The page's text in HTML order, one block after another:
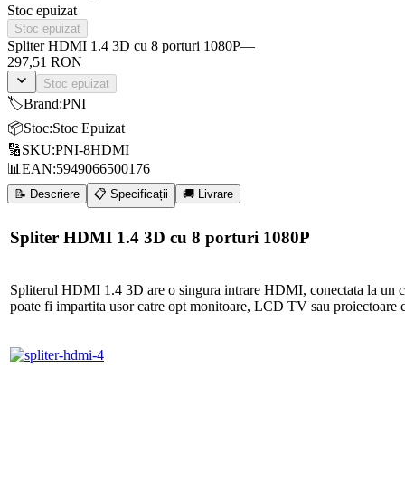
Stoc epuizat
Stoc epuizat
Spliter HDMI 1.4 3D cu 8 porturi 1080P—
297,51 RON
Stoc epuizat
🏷️Brand:PNI
📦Stoc:Stoc Epuizat
🔢SKU:PNI-8HDMI
📊 EAN:5949066500176
📝 Descriere 📋 Specificații 🚚 Livrare
Spliter HDMI 1.4 3D cu 8 porturi 1080P
Spliterul HDMI 1.4 3D are o singura intrare HDMI, conectata la un
poate fi impartita usor catre opt monitoare, LCD TV sau